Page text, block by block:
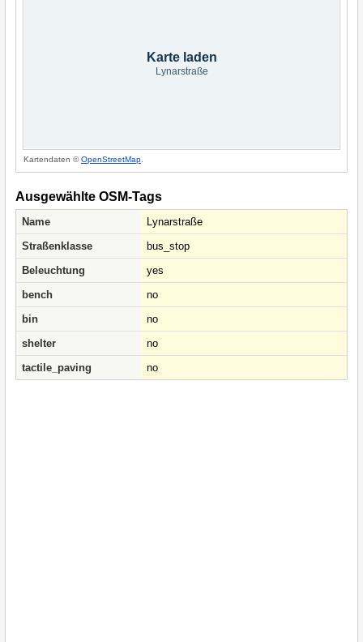
Karte laden
Lynarstraße
Kartendaten ©OpenStreetMap
Ausgewählte OSM-Tags
Name
Lynarstraße
Straßenklasse
bus_stop
Beleuchtung
yes
bench
no
bin
no
shelter
no
tactile_paving
no